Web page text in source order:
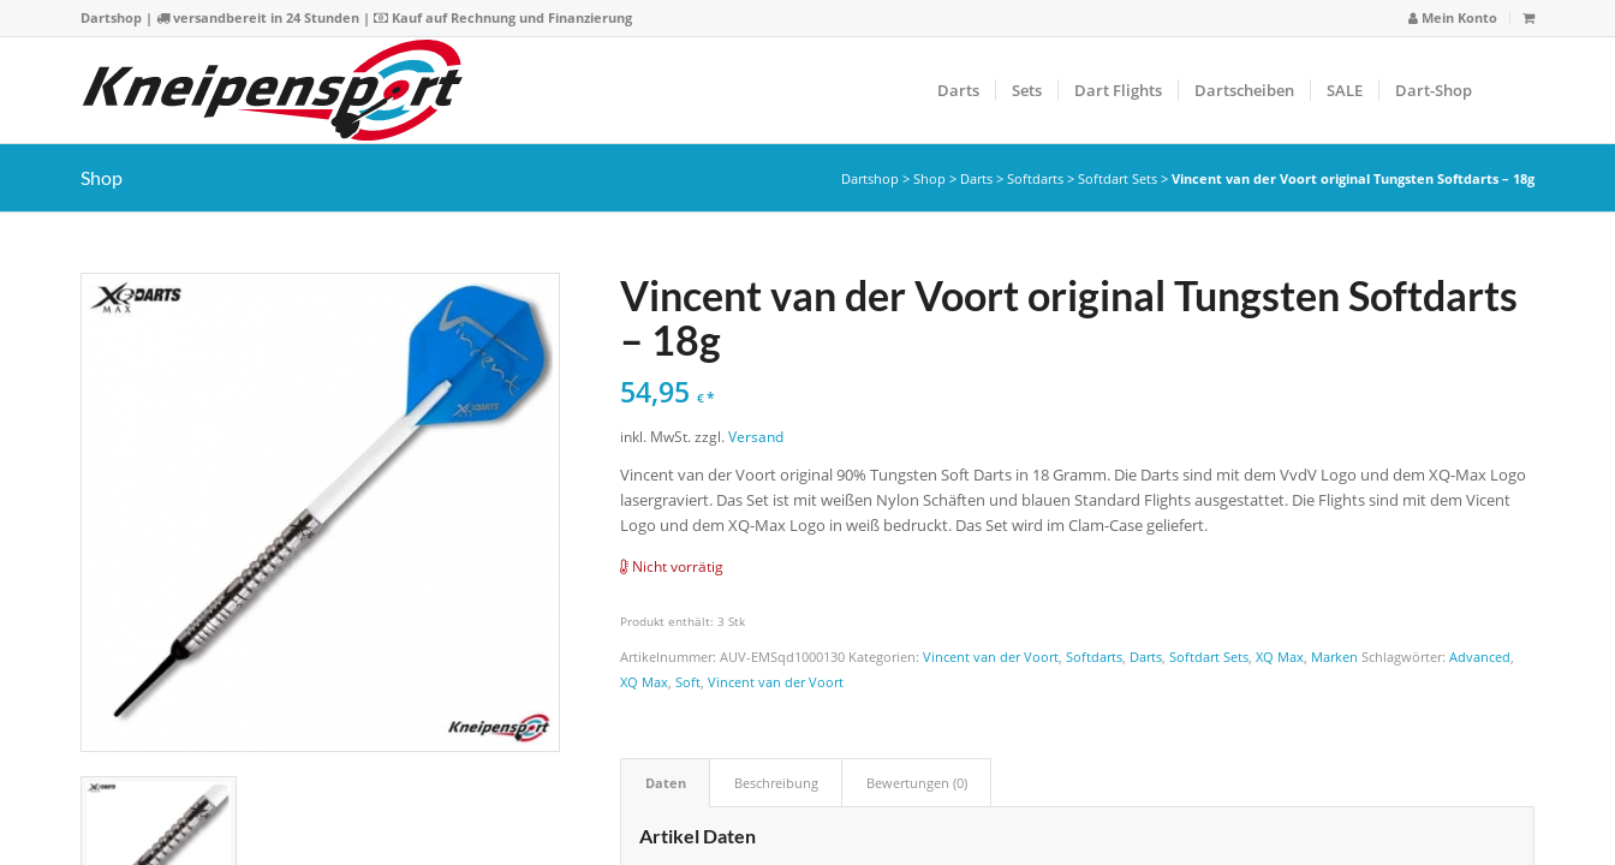
Mein Konto
Dartshop | versandbereit in 24 Stunden | Kauf auf Rechnung und Finanzierung
Darts Sets Dart Flights Dartscheiben SALE Dart-Shop
Shop Dartshop > Shop > Darts > Softdarts > Softdart Sets > Vincent van der Voort original Tungsten Softdarts – 18g
Vincent van der Voort original Tungsten Softdarts
– 18g
54,95€*
inkl. MwSt. zzgl.Versand
Vincent van der Voort original 90% Tungsten Soft Darts in 18 Gramm. Die Darts sind mit dem VvdV Logo und dem XQ-Max Logo
lasergraviert. Das Set ist mit weißen Nylon Schäften und blauen Standard Flights ausgestattet. Die Flights sind mit dem Vicent
Logo und dem XQ-Max Logo in weiß bedruckt. Das Set wird im Clam-Case geliefert.
Nicht vorrätig
Produkt enthält: 3Stk
Artikelnummer:AUV-EMSqd1000130 Kategorien:Vincent van der Voort,Softdarts, Darts,Softdart Sets,XQ Max, Marken Schlagwörter:Advanced,
XQ Max,Soft,Vincent van der Voort
Daten Beschreibung Bewertungen (0)
Artikel Daten